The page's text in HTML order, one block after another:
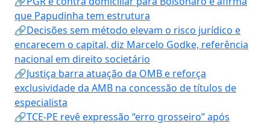
que Papudinha tem estrutura
🔗Decisões sem método elevam o risco jurídico e
encarecem o capital, diz Marcelo Godke, referência
nacional em direito societário
🔗Justiça barra atuação da OMB e reforça
exclusividade da AMB na concessão de títulos de
especialista
🔗TCE-PE revê expressão “erro grosseiro” após